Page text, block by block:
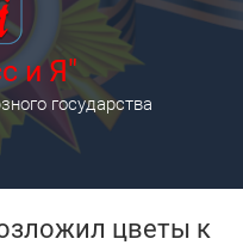
и Я"
государства
цветы к